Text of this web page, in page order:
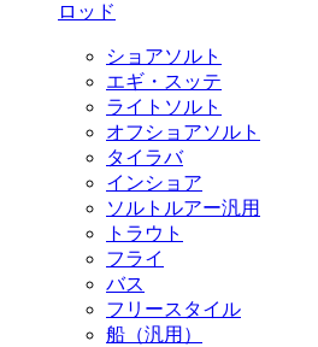
ロッド
ショアソルト
エギ・スッテ
ライトソルト
オフショアソルト
タイラバ
インショア
ソルトルアー汎用
トラウト
フライ
バス
フリースタイル
船（汎用）